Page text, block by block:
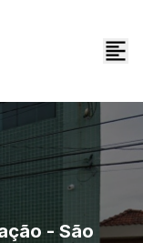
- São